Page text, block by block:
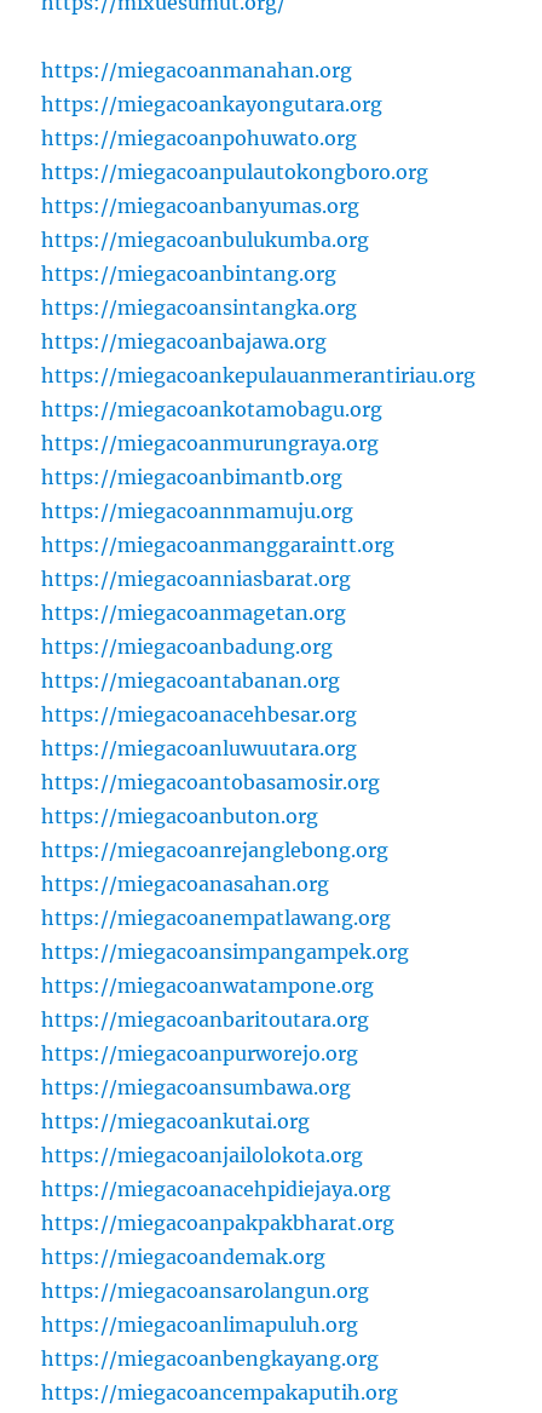
https://miegacoanmanahan.org
https://miegacoankayongutara.org
https://miegacoanpohuwato.org
https://miegacoanpulautokongboro.org
https://miegacoanbanyumas.org
https://miegacoanbulukumba.org
https://miegacoanbintang.org
https://miegacoansintangka.org
https://miegacoanbajawa.org
https://miegacoankepulauanmerantiriau.org
https://miegacoankotamobagu.org
https://miegacoanmurungraya.org
https://miegacoanbimantb.org
https://miegacoannmamuju.org
https://miegacoanmanggaraintt.org
https://miegacoanniasbarat.org
https://miegacoanmagetan.org
https://miegacoanbadung.org
https://miegacoantabanan.org
https://miegacoanacehbesar.org
https://miegacoanluwuutara.org
https://miegacoantobasamosir.org
https://miegacoanbuton.org
https://miegacoanrejanglebong.org
https://miegacoanasahan.org
https://miegacoanempatlawang.org
https://miegacoansimpangampek.org
https://miegacoanwatampone.org
https://miegacoanbaritoutara.org
https://miegacoanpurworejo.org
https://miegacoansumbawa.org
https://miegacoankutai.org
https://miegacoanjailolokota.org
https://miegacoanacehpidiejaya.org
https://miegacoanpakpakbharat.org
https://miegacoandemak.org
https://miegacoansarolangun.org
https://miegacoanlimapuluh.org
https://miegacoanbengkayang.org
https://miegacoancempakaputih.org